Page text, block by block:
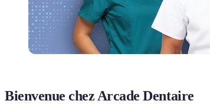
Bienvenue chez Arcade Dentaire